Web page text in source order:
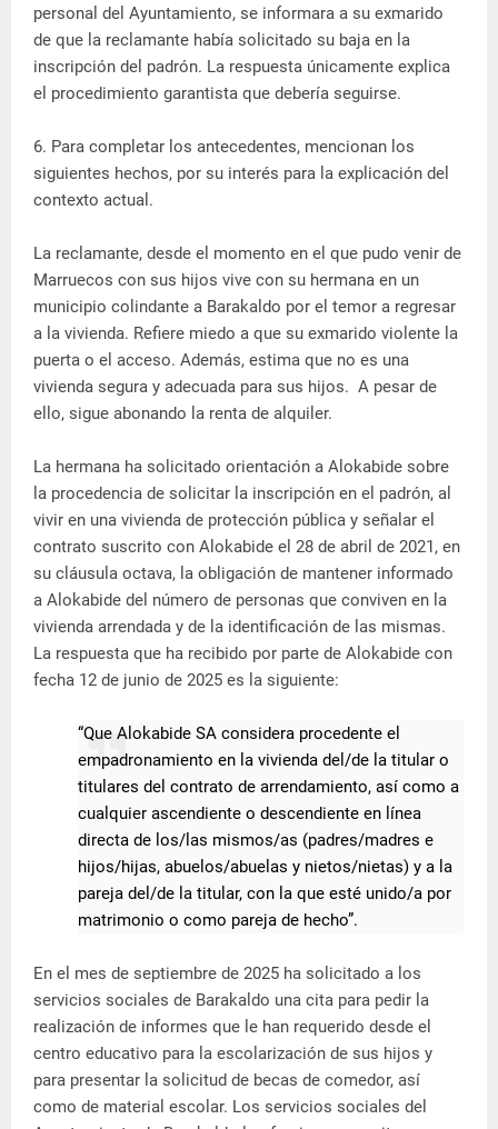
personal del Ayuntamiento, se informara a su exmarido
de que la reclamante había solicitado su baja en la
inscripción del padrón. La respuesta únicamente explica
el procedimiento garantista que debería seguirse.
6. Para completar los antecedentes, mencionan los
siguientes hechos, por su interés para la explicación del
contexto actual.
La reclamante, desde el momento en el que pudo venir de
Marruecos con sus hijos vive con su hermana en un
municipio colindante a Barakaldo por el temor a regresar
a la vivienda. Refiere miedo a que su exmarido violente la
puerta o el acceso. Además, estima que no es una
vivienda segura y adecuada para sus hijos. A pesar de
ello, sigue abonando la renta de alquiler.
La hermana ha solicitado orientación a Alokabide sobre
la procedencia de solicitar la inscripción en el padrón, al
vivir en una vivienda de protección pública y señalar el
contrato suscrito con Alokabide el 28 de abril de 2021, en
su cláusula octava, la obligación de mantener informado
a Alokabide del número de personas que conviven en la
vivienda arrendada y de la identificación de las mismas.
La respuesta que ha recibido por parte de Alokabide con
fecha 12 de junio de 2025 es la siguiente:
“Que Alokabide SA considera procedente el
empadronamiento en la vivienda del/de la titular o
titulares del contrato de arrendamiento, así como a
cualquier ascendiente o descendiente en línea
directa de los/las mismos/as (padres/madres e
hijos/hijas, abuelos/abuelas y nietos/nietas) y a la
pareja del/de la titular, con la que esté unido/a por
matrimonio o como pareja de hecho”.
En el mes de septiembre de 2025 ha solicitado a los
servicios sociales de Barakaldo una cita para pedir la
realización de informes que le han requerido desde el
centro educativo para la escolarización de sus hijos y
para presentar la solicitud de becas de comedor, así
como de material escolar. Los servicios sociales del